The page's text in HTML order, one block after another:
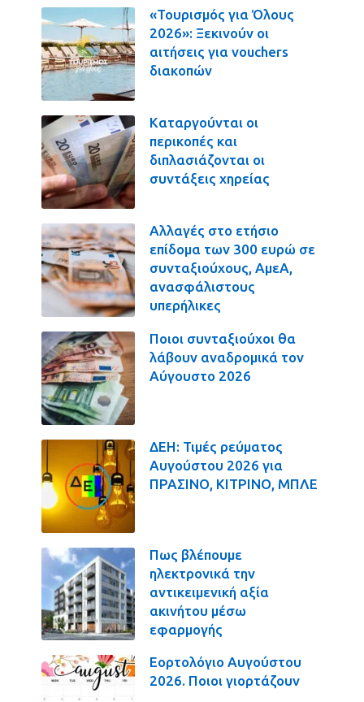
«Τουρισμός για Όλους
2026»: Ξεκινούν οι
αιτήσεις για vouchers
διακοπών
Καταργούνται οι
περικοπές και
διπλασιάζονται οι
συντάξεις χηρείας
Αλλαγές στο ετήσιο
επίδομα των 300 ευρώ σε
συνταξιούχους, ΑμεΑ,
ανασφάλιστους
υπερήλικες
Ποιοι συνταξιούχοι θα
λάβουν αναδρομικά τον
Αύγουστο 2026
ΔΕΗ: Τιμές ρεύματος
Αυγούστου 2026 για
ΠΡΑΣΙΝΟ, ΚΙΤΡΙΝΟ, ΜΠΛΕ
Πως βλέπουμε
ηλεκτρονικά την
αντικειμενική αξία
ακινήτου μέσω
εφαρμογής
Εορτολόγιο Αυγούστου
2026. Ποιοι γιορτάζουν